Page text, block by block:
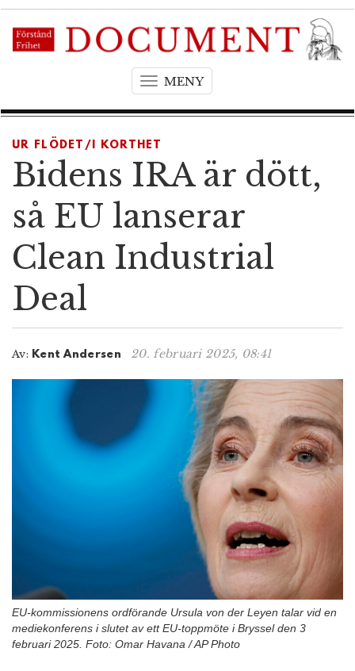
MENYT
g
e
a
i
g
i
o
UR FLÖDET/I KORTHET
Bidens IRA är dött,
så EU lanserar
Clean Industrial
Deal
Av: Kent Andersen 20. februari 2025, 08:41
EU-kommissionens ordförande Ursula von der Leyen talar vid en
mediekonferens i slutet av ett EU-toppmöte i Bryssel den 3
februari 2025. Foto: Omar Havana / AP Photo